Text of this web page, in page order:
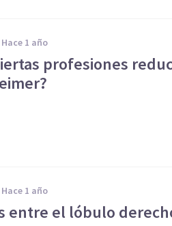
hace 1 año
profesiones
hace 1 año
entre el lóbulo